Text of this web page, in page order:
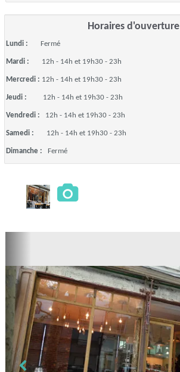
Horaires d'ouverture
Lundi : Fermé
Mardi : 12h - 14h et 19h30 - 23h
Mercredi : 12h - 14h et 19h30 - 23h
Jeudi : 12h - 14h et 19h30 - 23h
Vendredi : 12h - 14h et 19h30 - 23h
Samedi : 12h - 14h et 19h30 - 23h
Dimanche : Fermé